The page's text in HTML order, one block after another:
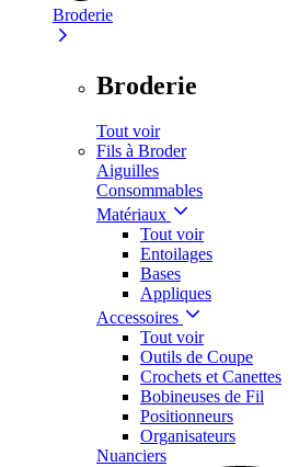
Broderie
Broderie
Tout voir
Fils à Broder
Aiguilles
Consommables
Matériaux
Tout voir
Entoilages
Bases
Appliques
Accessoires
Tout voir
Outils de Coupe
Crochets et Canettes
Bobineuses de Fil
Positionneurs
Organisateurs
Nuanciers